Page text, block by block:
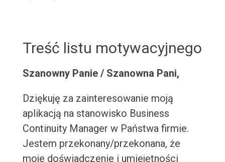
Treść listu motywacyjnego
Szanowny Panie / Szanowna Pani,
Dziękuję za zainteresowanie moją
aplikacją na stanowisko Business
Continuity Manager w Państwa firmie.
Jestem przekonany/przekonana, że
moje doświadczenie i umiejętności